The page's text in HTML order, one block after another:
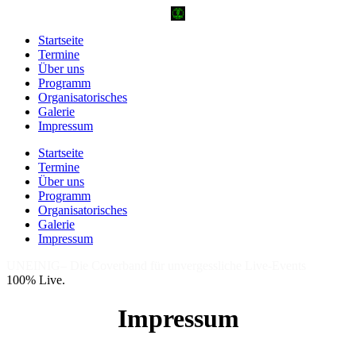
Startseite
Termine
Über uns
Programm
Organisatorisches
Galerie
Impressum
Startseite
Termine
Über uns
Programm
Organisatorisches
Galerie
Impressum
100% Live.
Impressum